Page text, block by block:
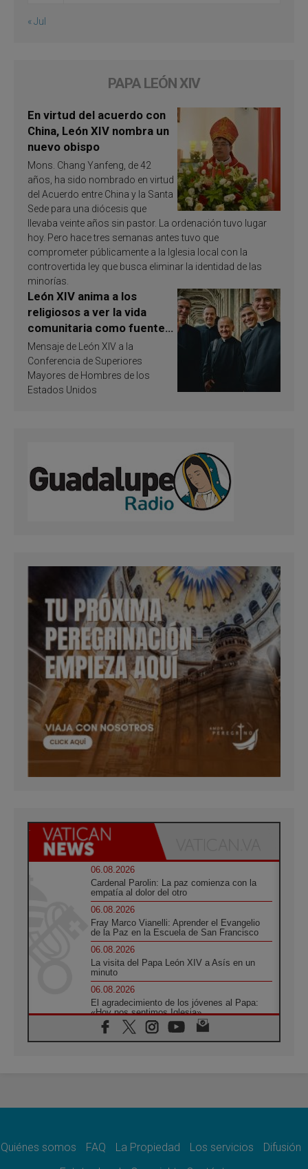
« Jul
PAPA LEÓN XIV
En virtud del acuerdo con
China, León XIV nombra un
nuevo obispo
Mons. Chang Yanfeng, de 42
años, ha sido nombrado en virtud
del Acuerdo entre China y la Santa
Sede para una diócesis que
llevaba veinte años sin pastor. La ordenación tuvo lugar
hoy. Pero hace tres semanas antes tuvo que
comprometer públicamente a la Iglesia local con la
controvertida ley que busca eliminar la identidad de las
minorías.
León XIV anima a los
religiosos a ver la vida
comunitaria como fuente
de inspiración y
santificación
Mensaje de León XIV a la
Conferencia de Superiores
Mayores de Hombres de los
Estados Unidos
06.08.2026
Cardenal Parolin: La paz comienza con la
empatía al dolor del otro
06.08.2026
Fray Marco Vianelli: Aprender el Evangelio
de la Paz en la Escuela de San Francisco
06.08.2026
La visita del Papa León XIV a Asís en un
minuto
06.08.2026
El agradecimiento de los jóvenes al Papa:
«Hoy nos sentimos Iglesia»
06.08.2026
Líbano: Reanudan los coloquios en Roma en
paz
Quiénes somos FAQ La Propiedad Los servicios
Difusión